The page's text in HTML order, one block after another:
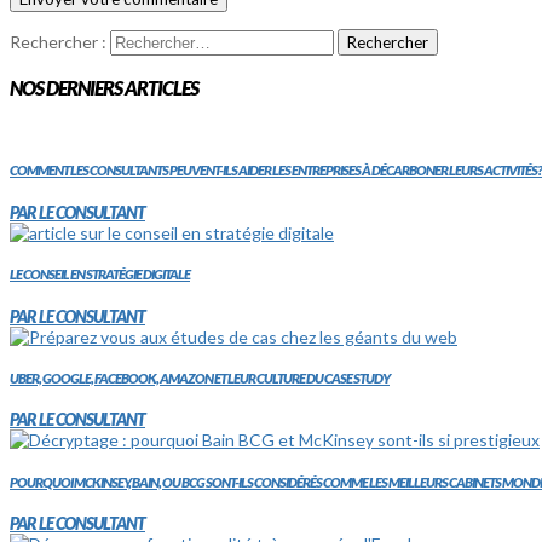
Rechercher :
NOS DERNIERS ARTICLES
COMMENT LES CONSULTANTS PEUVENT-ILS AIDER LES ENTREPRISES À DÉCARBONER LEURS ACTIVITÉS?
PAR LE CONSULTANT
LE CONSEIL EN STRATÉGIE DIGITALE
PAR LE CONSULTANT
UBER, GOOGLE, FACEBOOK, AMAZON ET LEUR CULTURE DU CASE STUDY
PAR LE CONSULTANT
POURQUOI MCKINSEY, BAIN, OU BCG SONT-ILS CONSIDÉRÉS COMME LES MEILLEURS CABINETS
PAR LE CONSULTANT